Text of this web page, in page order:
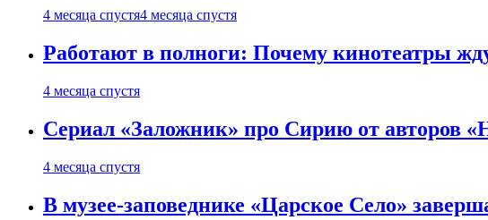
4 месяца спустя4 месяца спустя
Работают в полноги: Почему кинотеатры
4 месяца спустя
Сериал «Заложник» про Сирию от авторов
4 месяца спустя
В музее-заповеднике «Царское Село»